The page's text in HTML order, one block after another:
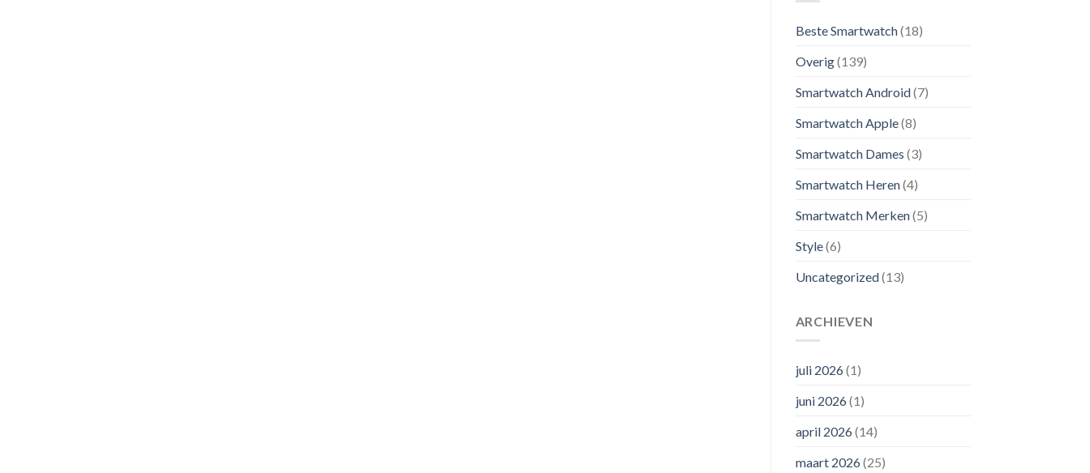
Beste Smartwatch(18)
Overig(139)
Smartwatch Android(7)
Smartwatch Apple(8)
Smartwatch Dames (3)
Smartwatch Heren(4)
Smartwatch Merken(5)
Style(6)
Uncategorized(13)
ARCHIEVEN
juli 2026(1)
juni 2026(1)
april 2026(14)
maart 2026(25)